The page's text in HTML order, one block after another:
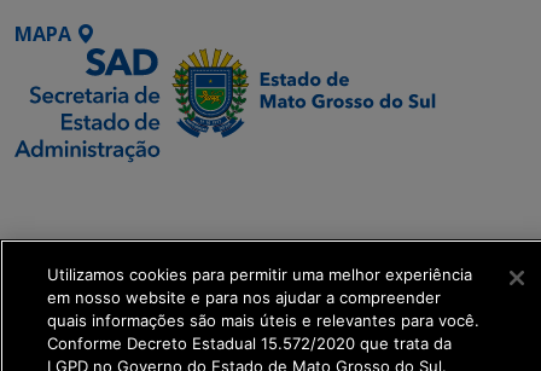
MAPA
Transformação Digital
get_footer();
Utilizamos cookies para permitir uma melhor experiência
em nosso website e para nos ajudar a compreender
quais informações são mais úteis e relevantes para você.
Conforme Decreto Estadual 15.572/2020 que trata da
LGPD no Governo do Estado de Mato Grosso do Sul.